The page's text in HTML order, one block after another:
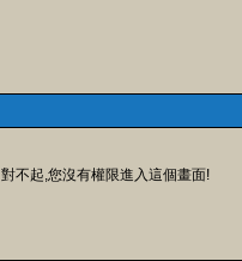
對不起,您沒有權限進入這個畫面!